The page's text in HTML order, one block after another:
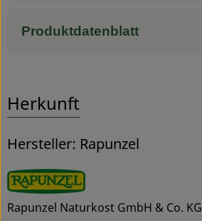
Produktdatenblatt
Herkunft
Hersteller: Rapunzel
Rapunzel Naturkost GmbH & Co. KG